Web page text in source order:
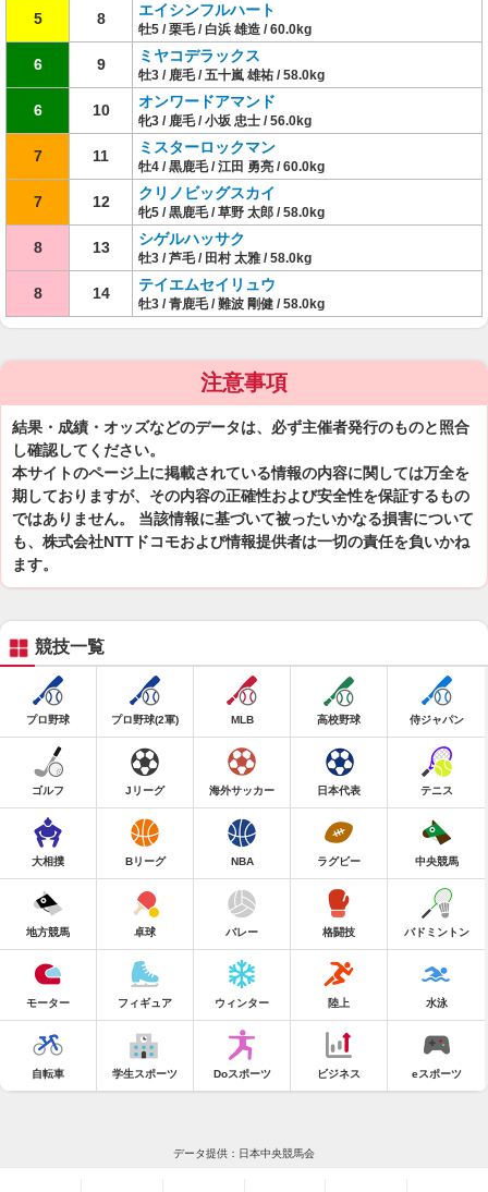
5 8 エイシンフルハート
牡5 / 栗毛 / 白浜 雄造 / 60.0kg
6 9 ミヤコデラックス
牡3 / 鹿毛 / 五十嵐 雄祐 / 58.0kg
6 10 オンワードアマンド
牝3 / 鹿毛 / 小坂 忠士 / 56.0kg
7 11 ミスターロックマン
牡4 / 黒鹿毛 / 江田 勇亮 / 60.0kg
7 12 クリノビッグスカイ
牝5 / 黒鹿毛 / 草野 太郎 / 58.0kg
8 13 シゲルハッサク
牡3 / 芦毛 / 田村 太雅 / 58.0kg
8 14 テイエムセイリュウ
牡3 / 青鹿毛 / 難波 剛健 / 58.0kg
注意事項
結果・成績・オッズなどのデータは、必ず主催者発行のものと照合
し確認してください。
本サイトのページ上に掲載されている情報の内容に関しては万全を
期しておりますが、その内容の正確性および安全性を保証するもの
ではありません。 当該情報に基づいて被ったいかなる損害について
も、株式会社NTTドコモおよび情報提供者は一切の責任を負いかね
ます。
競技一覧
プロ野球 プロ野球(2軍) MLB 高校野球 侍ジャパン
ゴルフ Jリーグ 海外サッカー 日本代表 テニス
大相撲 Bリーグ NBA ラグビー 中央競馬
地方競馬 卓球 バレー 格闘技 バドミントン
モーター フィギュア ウィンター 陸上 水泳
自転車 学生スポーツ Doスポーツ ビジネス eスポーツ
データ提供：日本中央競馬会